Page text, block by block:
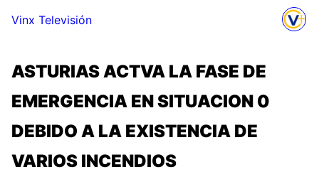
Vinx Televisión
ASTURIAS ACTVA LA FASE DE
EMERGENCIA EN SITUACION 0
DEBIDO A LA EXISTENCIA DE
VARIOS INCENDIOS